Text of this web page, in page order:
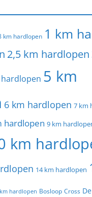
km hardlopen 1 km
2,5 km hardlopen
5 km
6 km hardlopen 7 km
hardlopen 9 km
km
14 km hardlopen
hardlopen Bosloop Cross De